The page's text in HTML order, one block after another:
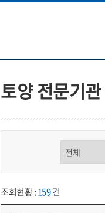
토양 전문기관
조회현황 :159건